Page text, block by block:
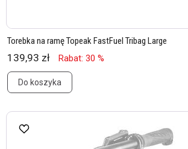
Torebka na ramę Topeak FastFuel Tribag Large
139,93 zł Rabat: 30 %
Do koszyka